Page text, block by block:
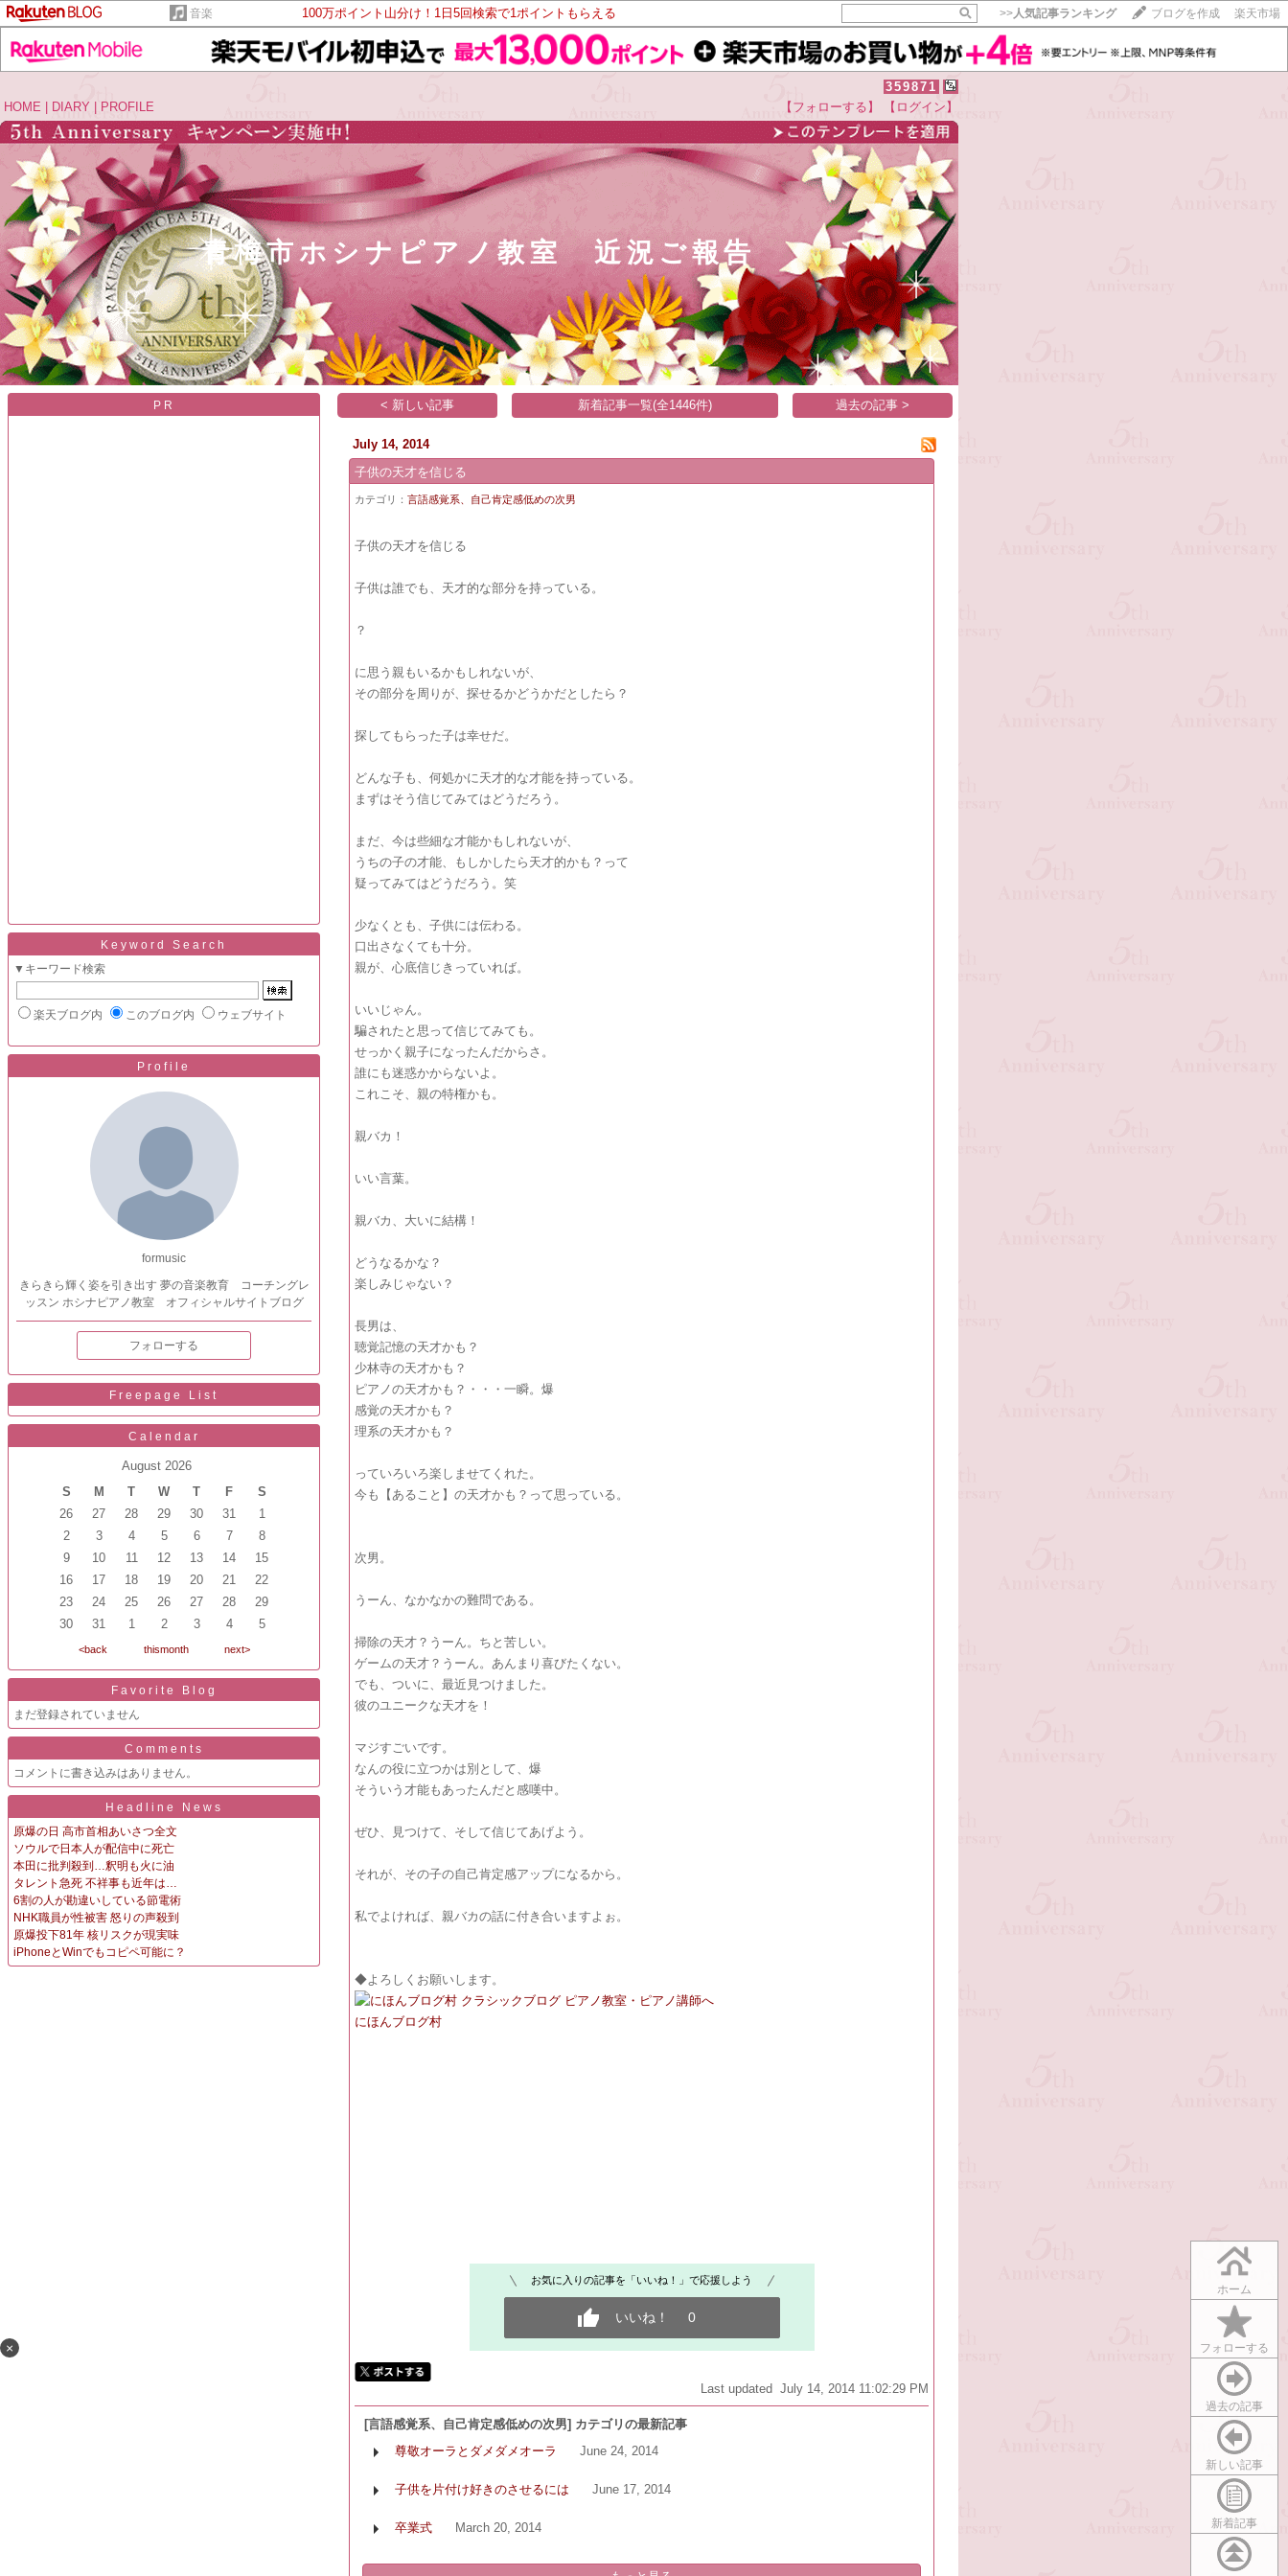
音楽 100万ポイント山分け！1日5回検索で1ポイントもらえる >>人気記事ランキング ブログを作成 楽天市場
359871
HOME
DIARY PROFILE 【フォローする】 【ログイン】
青梅市ホシナピアノ教室 近況ご報告
ホーム
フォローする
過去の記事
新しい記事
新着記事
PR
×
Keyword Search
▼キーワード検索
楽天ブログ内 このブログ内 ウェブサイト
Profile
formusic
きらきら輝く姿を引き出す 夢の音楽教育 コーチングレ
ッスン ホシナピアノ教室 オフィシャルサイトブログ
フォローする
Freepage List
Calendar
August 2026
S
M T W T F
S
26
27 28 29 30 31
1
2
3 4 5 6 7
8
9
10 11 12 13 14
15
16
17 18 19 20 21
22
23
24 25 26 27 28
29
30
31 1 2 3 4 5
<back thismonth next>
Favorite Blog
まだ登録されていません
Comments
コメントに書き込みはありません。
Headline News
原爆の日 高市首相あいさつ全文
ソウルで日本人が配信中に死亡
本田に批判殺到…釈明も火に油
タレント急死 不祥事も近年は…
6割の人が勘違いしている節電術
NHK職員が性被害 怒りの声殺到
原爆投下81年 核リスクが現実味
iPhoneとWinでもコピペ可能に？
< 新しい記事 新着記事一覧(全1446件) 過去の記事 >
July 14, 2014
子供の天才を信じる
カテゴリ：言語感覚系、自己肯定感低めの次男
子供の天才を信じる
子供は誰でも、天才的な部分を持っている。
？
に思う親もいるかもしれないが、
その部分を周りが、探せるかどうかだとしたら？
探してもらった子は幸せだ。
どんな子も、何処かに天才的な才能を持っている。
まずはそう信じてみてはどうだろう。
まだ、今は些細な才能かもしれないが、
うちの子の才能、もしかしたら天才的かも？って
疑ってみてはどうだろう。笑
少なくとも、子供には伝わる。
口出さなくても十分。
親が、心底信じきっていれば。
いいじゃん。
騙されたと思って信じてみても。
せっかく親子になったんだからさ。
誰にも迷惑かからないよ。
これこそ、親の特権かも。
親バカ！
いい言葉。
親バカ、大いに結構！
どうなるかな？
楽しみじゃない？
長男は、
聴覚記憶の天才かも？
少林寺の天才かも？
ピアノの天才かも？・・・一瞬。爆
感覚の天才かも？
理系の天才かも？
っていろいろ楽しませてくれた。
今も【あること】の天才かも？って思っている。
次男。
うーん、なかなかの難問である。
掃除の天才？うーん。ちと苦しい。
ゲームの天才？うーん。あんまり喜びたくない。
でも、ついに、最近見つけました。
彼のユニークな天才を！
マジすごいです。
なんの役に立つかは別として、爆
そういう才能もあったんだと感嘆中。
ぜひ、見つけて、そして信じてあげよう。
それが、その子の自己肯定感アップになるから。
私でよければ、親バカの話に付き合いますよぉ。
◆よろしくお願いします。
にほんブログ村
お気に入りの記事を「いいね！」で応援しよう
いいね！ 0
Last updated July 14, 2014 11:02:29 PM
[言語感覚系、自己肯定感低めの次男] カテゴリの最新記事
尊敬オーラとダメダメオーラ
June 24, 2014
子供を片付け好きのさせるには June 17, 2014
卒業式 March 20, 2014